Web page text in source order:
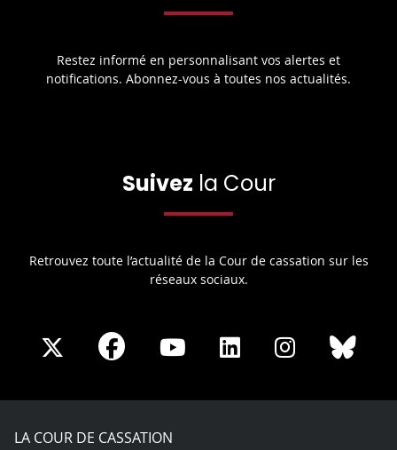
Restez informé en personnalisant vos alertes et
notifications. Abonnez-vous à toutes nos actualités.
Suivez la Cour
Retrouvez toute l’actualité de la Cour de cassation sur les
réseaux sociaux.
Share
X
Share
Facebook
Share
Youtube
Share
LinkedIn
Share
Instagram
LA COUR DE CASSATION